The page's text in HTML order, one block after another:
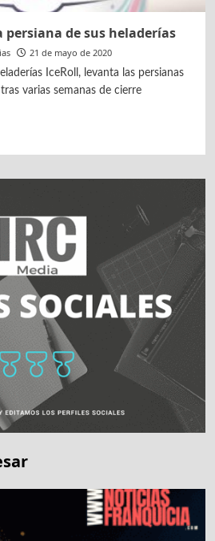
persiana de sus heladerías
21 de mayo de 2020
IceRoll, levanta las persianas
varias semanas de cierre